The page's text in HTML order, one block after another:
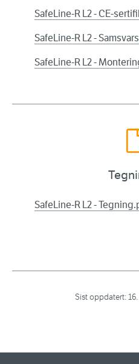
SafeLine-R L2 - CE-
SafeLine-R L2 -
SafeLine-R L2 -
SafeLine-R L2 -
Sist oppdatert: